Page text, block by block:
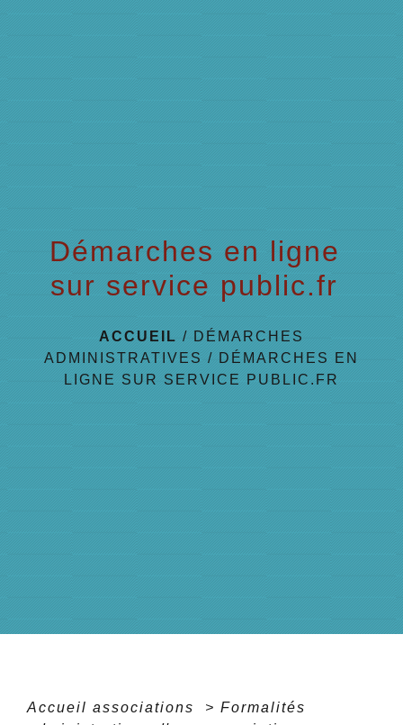
Démarches en ligne
sur service public.fr
ACCUEIL / DÉMARCHES
ADMINISTRATIVES / DÉMARCHES EN
LIGNE SUR SERVICE PUBLIC.FR
Accueil associations > Formalités